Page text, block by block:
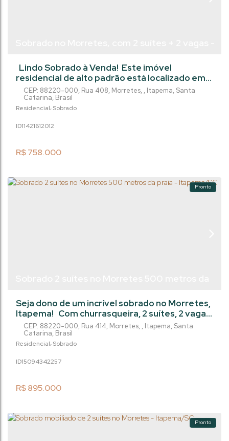
Residencial Sobrado
R$758.000
2012
1142161
CEP: 88220-000, Rua 408, Morretes , Itapema, Santa
Catarina, Brasil
Lindo Sobrado à Venda! Este imóvel
residencial de alto padrão está localizado em
um dos bairros mais valorizados da cidade.
Com 2 suítes + Lavabo e 2 vagas de garagem,
é o lugar perfeito para você e sua família
uma área total de 96m² e área privativa de
amplos e bem distribuídos, perfeitos...
Pronto
Residencial Sobrado
R$895.000
2257
1509434
CEP: 88220-000, Rua 414, Morretes , Itapema, Santa
Catarina, Brasil
Seja dono de um incrível sobrado no Morretes,
Itapema! Com churrasqueira, 2 suítes, 2 vagas
na garagem e uma área privativa de 128.5m²,
esse imóvel é perfeito para quem busca
conforto e sofisticação. Não perca essa
895.000,00. Agende uma visita agora mesmo
tornar o lar dos seus sonhos. Entre em
Pronto